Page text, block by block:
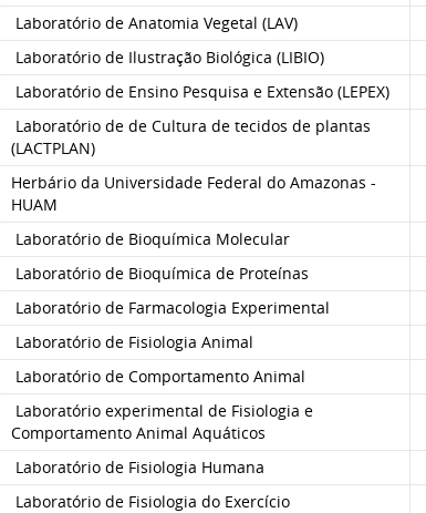
Laboratório de Anatomia Vegetal (LAV)
Laboratório de Ilustração Biológica (LIBIO)
Laboratório de Ensino Pesquisa e Extensão (LEPEX)
Laboratório de de Cultura de tecidos de plantas
(LACTPLAN)
Herbário da Universidade Federal do Amazonas -
HUAM
Laboratório de Bioquímica Molecular
Laboratório de Bioquímica de Proteínas
Laboratório de Farmacologia Experimental
Laboratório de Fisiologia Animal
Laboratório de Comportamento Animal
Laboratório experimental de Fisiologia e
Comportamento Animal Aquáticos
Laboratório de Fisiologia Humana
Laboratório de Fisiologia do Exercício